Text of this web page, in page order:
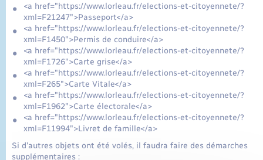
<a href="https://www.lorleau.fr/elections-et-citoyennete/?
xml=F21247">Passeport</a>
<a href="https://www.lorleau.fr/elections-et-citoyennete/?
xml=F1450">Permis de conduire</a>
<a href="https://www.lorleau.fr/elections-et-citoyennete/?
xml=F1726">Carte grise</a>
<a href="https://www.lorleau.fr/elections-et-citoyennete/?
xml=F265">Carte Vitale</a>
<a href="https://www.lorleau.fr/elections-et-citoyennete/?
xml=F1962">Carte électorale</a>
<a href="https://www.lorleau.fr/elections-et-citoyennete/?
xml=F11994">Livret de famille</a>
Si d'autres objets ont été volés, il faudra faire des démarches
supplémentaires :